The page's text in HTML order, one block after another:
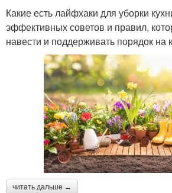
Какие есть лайфхаки для уборки
эффективных советов и правил,
навести и поддерживать порядок на
читать дальше →